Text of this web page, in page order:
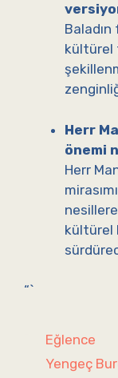
Baladın
kültürel
Herr
önemi
Herr
kültürel
“`
Kategoriler
Eğlence
Yengeç